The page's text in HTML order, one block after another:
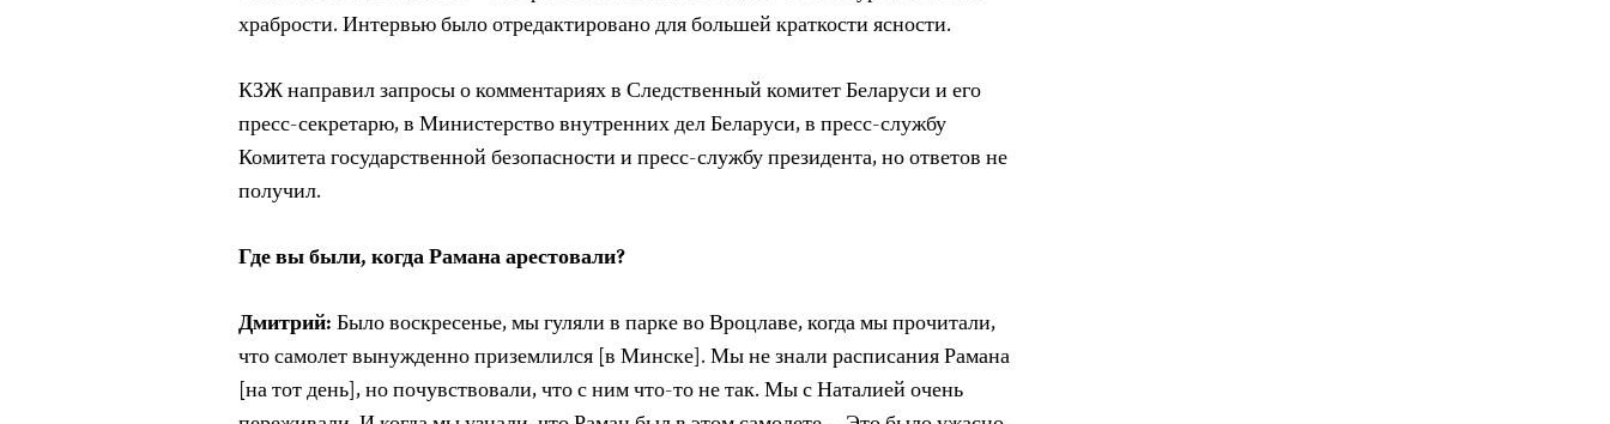
храбрости. Интервью было отредактировано для большей краткости ясности.
КЗЖ направил запросы о комментариях в Следственный комитет Беларуси и его
пресс-секретарю, в Министерство внутренних дел Беларуси, в пресс-службу
Комитета государственной безопасности и пресс-службу президента, но ответов не
получил.
Где вы были, когда Рамана арестовали?
Дмитрий:Было воскресенье, мы гуляли в парке во Вроцлаве, когда мы прочитали,
что самолет вынужденно приземлился [в Минске]. Мы не знали расписания Рамана
[на тот день], но почувствовали, что с ним что-то не так. Мы с Наталией очень